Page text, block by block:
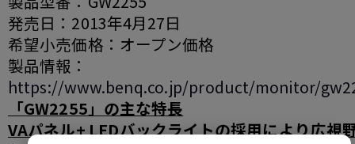
発売日：2013年4月27日
希望小売価格：オープン価格
製品情報：
https://www.benq.co.jp/product/monitor/
「GW2255」の主な特長
VAパネル+ LEDバックライトの採用により広視